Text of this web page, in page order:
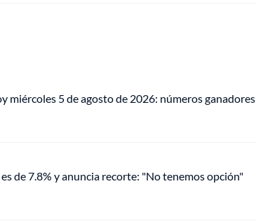
5 de agosto de 2026: números ganadores
de 7.8% y anuncia recorte: "No tenemos opción"